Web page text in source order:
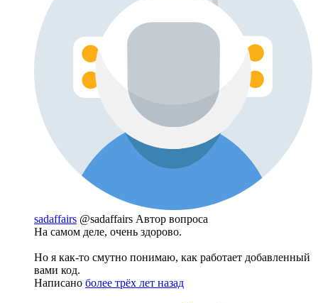
sadaffairs @sadaffairs Автор вопроса
На самом деле, очень здорово.
Но я как-то смутно понимаю, как работает добавленный
вами код.
Написано более трёх лет назад